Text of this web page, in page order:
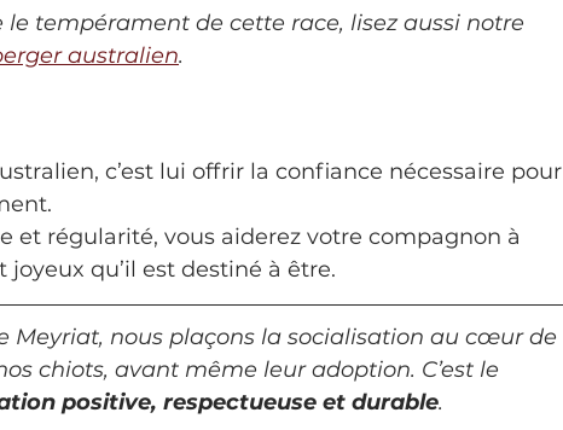
tempérament de cette race, lisez aussi notre
australien.
c’est lui offrir la confiance nécessaire pour
et régularité, vous aiderez votre compagnon à
qu’il est destiné à être.
Meyriat, nous plaçons la socialisation au cœur de
chiots, avant même leur adoption. C’est le
positive, respectueuse et durable.